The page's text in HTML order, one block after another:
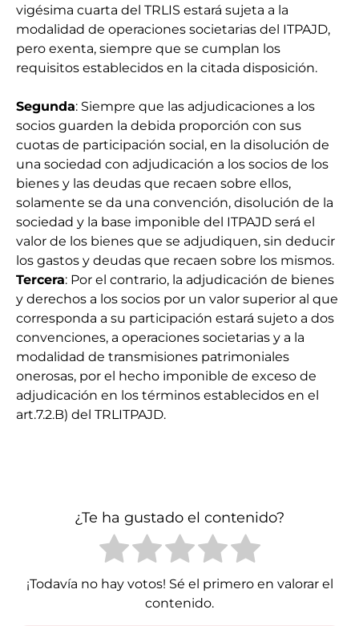
vigésima cuarta del TRLIS estará sujeta a la
modalidad de operaciones societarias del ITPAJD,
pero exenta, siempre que se cumplan los
requisitos establecidos en la citada disposición.
Segunda: Siempre que las adjudicaciones a los
socios guarden la debida proporción con sus
cuotas de participación social, en la disolución de
una sociedad con adjudicación a los socios de los
bienes y las deudas que recaen sobre ellos,
solamente se da una convención, disolución de la
sociedad y la base imponible del ITPAJD será el
valor de los bienes que se adjudiquen, sin deducir
los gastos y deudas que recaen sobre los mismos.
Tercera: Por el contrario, la adjudicación de bienes
y derechos a los socios por un valor superior al que
corresponda a su participación estará sujeto a dos
convenciones, a operaciones societarias y a la
modalidad de transmisiones patrimoniales
onerosas, por el hecho imponible de exceso de
adjudicación en los términos establecidos en el
art.7.2.B) del TRLITPAJD.
¿Te ha gustado el contenido?
¡Todavía no hay votos! Sé el primero en valorar el
contenido.